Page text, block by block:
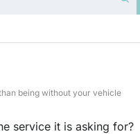
being without your vehicle
service it is asking for?